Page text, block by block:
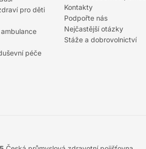
pro děti
péče
Kontakty
Podpořte nás
Nejčastější otázky
Stáže a dobrovolnictví